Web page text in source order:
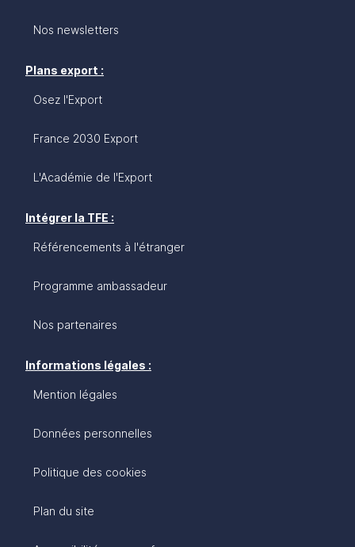
Nos newsletters
Plans export :
Osez l'Export
France 2030 Export
L'Académie de l'Export
Intégrer la TFE :
Référencements à l'étranger
Programme ambassadeur
Nos partenaires
Informations légales :
Mention légales
Données personnelles
Politique des cookies
Plan du site